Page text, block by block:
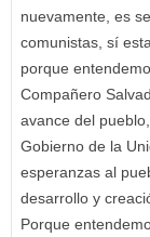
nuevamente, es
comunistas, sí
porque
Compañero
avance del
Gobierno de la
esperanzas al
desarrollo y
Porque